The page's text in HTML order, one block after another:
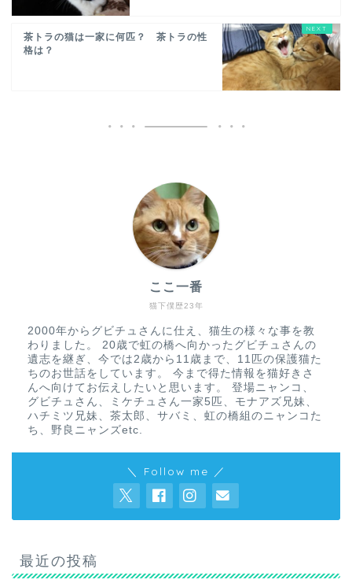
茶トラの猫は一家に何匹？ 茶トラの性
格は？
猫下僕歴23年
ここ一番
2000年からグビチュさんに仕え、猫生の様々な事を教
わりました。 20歳で虹の橋へ向かったグビチュさんの
遺志を継ぎ、今では2歳から11歳まで、11匹の保護猫た
ちのお世話をしています。 今まで得た情報を猫好きさ
んへ向けてお伝えしたいと思います。 登場ニャンコ、
グビチュさん、ミケチュさん一家5匹、モナアズ兄妹、
ハチミツ兄妹、茶太郎、サバミ、虹の橋組のニャンコた
ち、野良ニャンズetc.
＼ Follow me ／
最近の投稿